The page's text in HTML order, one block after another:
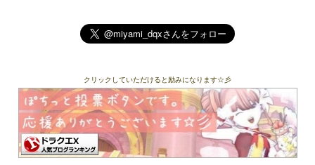
クリックしていただけると励みになります☆彡